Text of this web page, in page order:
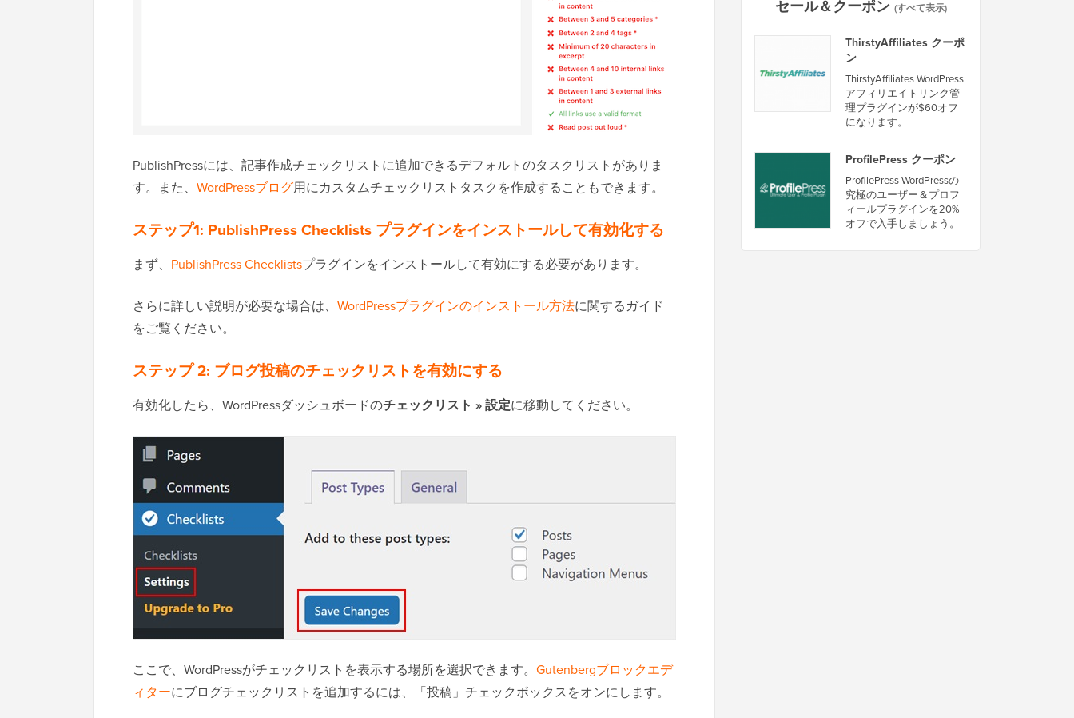
PublishPressには、記事作成チェックリストに追加できるデフォルトのタスクリストがありま
す。また、 WordPressブログ用にカスタムチェックリストタスクを作成することもできます。
ステップ1: PublishPress Checklists プラグインをインストールして有効化する
まず、 PublishPress Checklistsプラグインをインストールして有効にする必要があります。
さらに詳しい説明が必要な場合は、 WordPressプラグインのインストール方法に関するガイド
をご覧ください。
ステップ 2: ブログ投稿のチェックリストを有効にする
有効化したら、WordPressダッシュボードのチェックリスト » 設定に移動してください。
ここで、WordPressがチェックリストを表示する場所を選択できます。 Gutenbergブロックエデ
ィターにブログチェックリストを追加するには、「投稿」チェックボックスをオンにします。
セール＆クーポン (すべて表示)
ThirstyAffiliates クーポ
ン
ThirstyAffiliates WordPress
アフィリエイトリンク管
理プラグインが$60オフ
になります。
ProfilePress クーポン
ProfilePress WordPressの
究極のユーザー＆プロフ
ィールプラグインを20%
オフで入手しましょう。